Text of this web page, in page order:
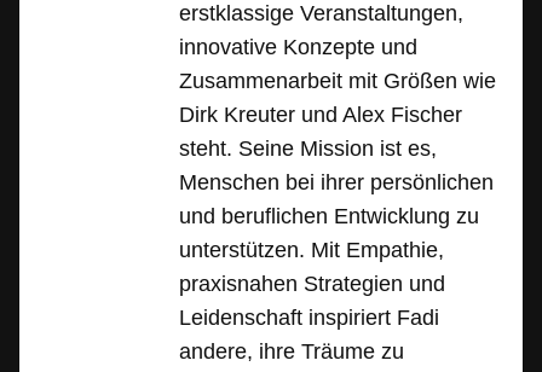
erstklassige Veranstaltungen,
innovative Konzepte und
Zusammenarbeit mit Größen wie
Dirk Kreuter und Alex Fischer
steht. Seine Mission ist es,
Menschen bei ihrer persönlichen
und beruflichen Entwicklung zu
unterstützen. Mit Empathie,
praxisnahen Strategien und
Leidenschaft inspiriert Fadi
andere, ihre Träume zu